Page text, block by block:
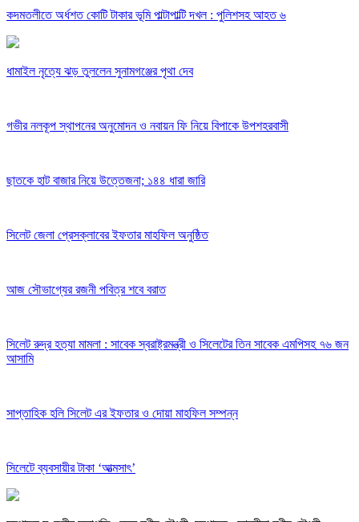
কদমতলীতে অর্ধশত কোটি টাকার ভূমি পাল্টাপাল্টি দখল : পুলিশসহ আহত ৬
ধামাইল নৃত্যে ঝড় তুললেন সুনামগঞ্জের পৃথা দেব
গভীর নলকূপ স্থাপনের অনুমোদন ও নবায়ন ফি নিয়ে বিপাকে উপশহরবাসী
ছাতকে হাট বাজার নিয়ে উত্তেজনা; ১৪৪ ধারা জারি
সিলেট জেলা প্রেসক্লাবের ইফতার মাহফিল অনুষ্ঠিত
আজ সৌভাগ্যের রজনী পবিত্র শবে বরাত
সিলেট রুদ্র হত্যা মামলা : সাবেক স্বরাষ্ট্রমন্ত্রী ও সিলেটের তিন সাবেক এমপিসহ ৭৬ জন
আসামি
সাপ্তাহিক হলি সিলেট এর ইফতার ও দোয়া মাহফিল সম্পন্ন
সিলেটে ব্যবসায়ীর টাকা ‘আত্মসাৎ’